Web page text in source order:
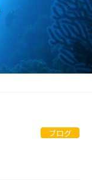
ブログ